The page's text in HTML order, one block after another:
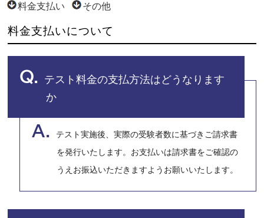
料金支払い その他
料金支払いについて
Q. テスト料金の支払方法はどうなります
か
A.
テスト実施後、実際の受験者数に基づきご請求書
を発行いたします。お支払いは請求書をご確認の
うえお振込いただきますようお願いいたします。